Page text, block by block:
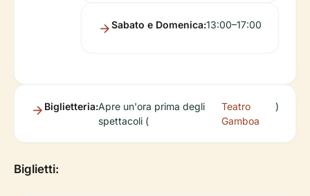
Sabato e Domenica:13:00–17:00
Biglietteria:Apre un'ora prima degli
spettacoli (
Teatro
Gamboa
)
Biglietti: